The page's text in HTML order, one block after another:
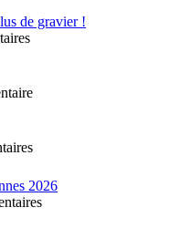
de gravier !
2026